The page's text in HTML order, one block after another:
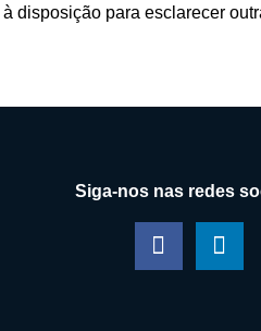
disposição para esclarecer
Siga-nos nas redes